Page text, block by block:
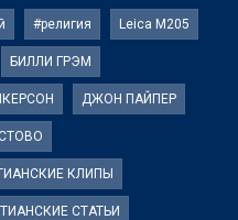
#религия Leica M205
БИЛЛИ ГРЭМ
ДЖОН ПАЙПЕР
КЛИПЫ
СТАТЬИ